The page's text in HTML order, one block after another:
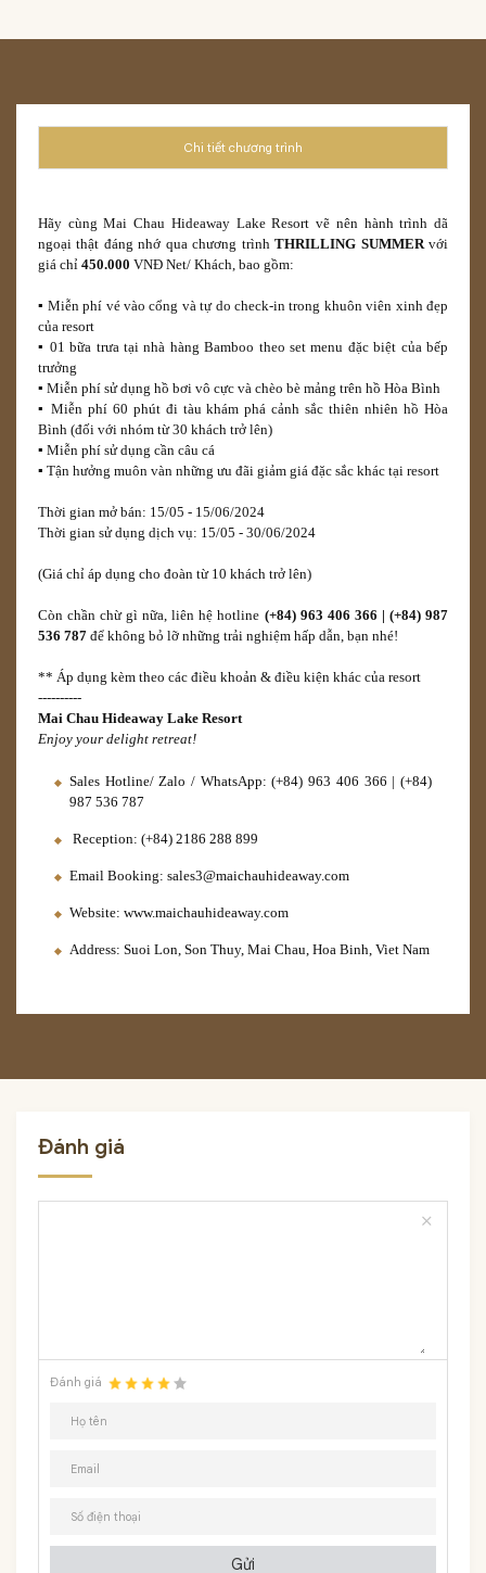
Chi tiết chương trình
Hãy cùng Mai Chau Hideaway Lake Resort vẽ nên hành trình dã
ngoại thật đáng nhớ qua chương trìnhTHRILLING SUMMERvới
giá chỉ 450.000 VNĐ Net/ Khách, bao gồm:
▪️ Miễn phí vé vào cổng và tự do check-in trong khuôn viên xinh đẹp
của resort
▪️ 01 bữa trưa tại nhà hàng Bamboo theo set menu đặc biệt của bếp
trưởng
▪️ Miễn phí sử dụng hồ bơi vô cực và chèo bè mảng trên hồ Hòa Bình
▪️ Miễn phí 60 phút đi tàu khám phá cảnh sắc thiên nhiên hồ Hòa
Bình (đối với nhóm từ 30 khách trở lên)
▪️ Miễn phí sử dụng cần câu cá
▪️ Tận hưởng muôn vàn những ưu đãi giảm giá đặc sắc khác tại resort
Thời gian mở bán: 15/05 - 15/06/2024
Thời gian sử dụng dịch vụ: 15/05 - 30/06/2024
(Giá chỉ áp dụng cho đoàn từ 10 khách trở lên)
Còn chần chừ gì nữa, liên hệ hotline (+84) 963 406 366 | (+84) 987
536 787 để không bỏ lỡ những trải nghiệm hấp dẫn, bạn nhé!
** Áp dụng kèm theo các điều khoản & điều kiện khác của resort
----------
Mai Chau Hideaway Lake Resort
Enjoy your delight retreat!
Sales Hotline/ Zalo / WhatsApp: (+84) 963 406 366 | (+84)
987 536 787
Reception: (+84) 2186 288 899
Email Booking: sales3@maichauhideaway.com
Website: www.maichauhideaway.com
Address: Suoi Lon, Son Thuy, Mai Chau, Hoa Binh, Viet Nam
Đánh giá
close
Đánh giá
Gửi